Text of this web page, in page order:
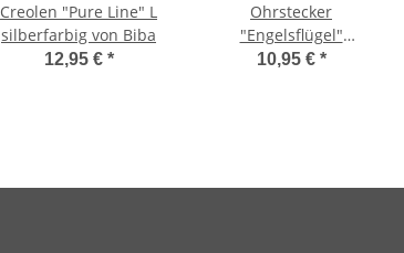
Creolen "Pure Line" L
silberfarbig von Biba
12,95 € *
Ohrstecker
"Engelsflügel"
versilbert von HCA
10,95 € *